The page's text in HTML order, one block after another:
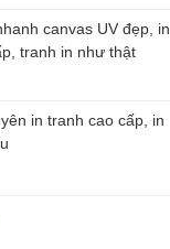
canvas UV đẹp, in
tranh in như thật
in tranh cao cấp, in